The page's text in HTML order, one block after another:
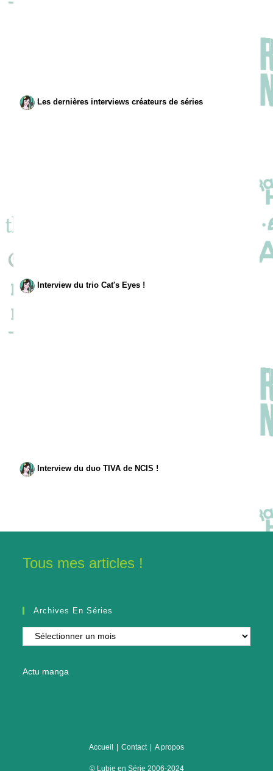
Les dernières interviews créateurs de séries
Interview du trio Cat's Eyes !
Interview du duo TIVA de NCIS !
Tous mes articles !
Archives En Séries
Archives
en
Actu manga
Accueil Contact A propos
© Lubie en Série 2006-2024